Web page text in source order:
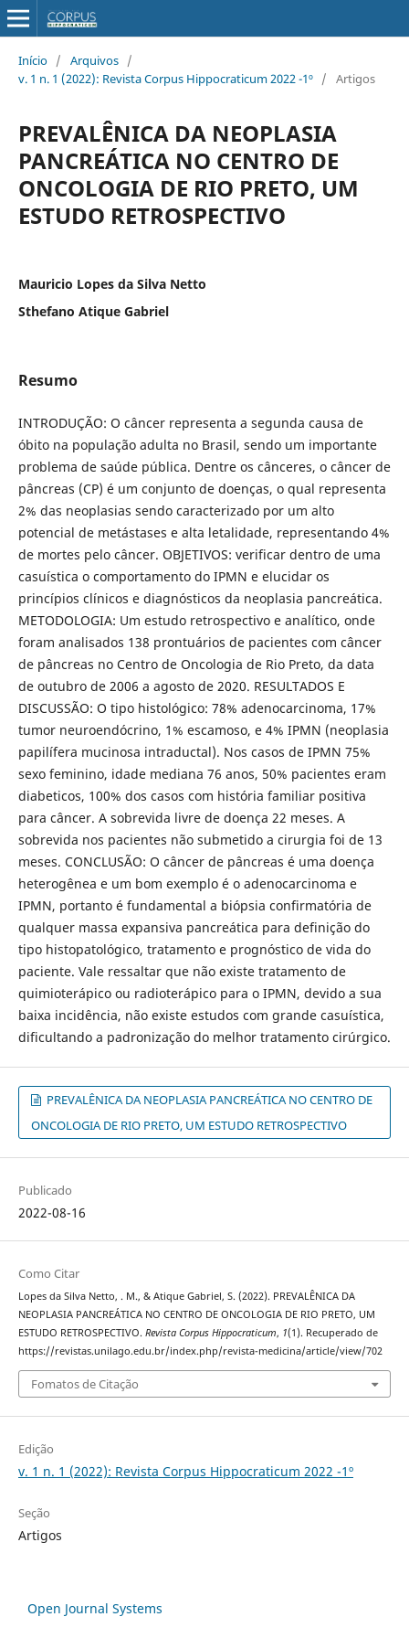
Início / Arquivos /
v. 1 n. 1 (2022): Revista Corpus Hippocraticum 2022 -1º / Artigos
PREVALÊNICA DA NEOPLASIA
PANCREÁTICA NO CENTRO DE
ONCOLOGIA DE RIO PRETO, UM
ESTUDO RETROSPECTIVO
Mauricio Lopes da Silva Netto
Sthefano Atique Gabriel
Resumo
INTRODUÇÃO: O câncer representa a segunda causa de
óbito na população adulta no Brasil, sendo um importante
problema de saúde pública. Dentre os cânceres, o câncer de
pâncreas (CP) é um conjunto de doenças, o qual representa
2% das neoplasias sendo caracterizado por um alto
potencial de metástases e alta letalidade, representando 4%
de mortes pelo câncer. OBJETIVOS: verificar dentro de uma
casuística o comportamento do IPMN e elucidar os
princípios clínicos e diagnósticos da neoplasia pancreática.
METODOLOGIA: Um estudo retrospectivo e analítico, onde
foram analisados 138 prontuários de pacientes com câncer
de pâncreas no Centro de Oncologia de Rio Preto, da data
de outubro de 2006 a agosto de 2020. RESULTADOS E
DISCUSSÃO: O tipo histológico: 78% adenocarcinoma, 17%
tumor neuroendócrino, 1% escamoso, e 4% IPMN (neoplasia
papilífera mucinosa intraductal). Nos casos de IPMN 75%
sexo feminino, idade mediana 76 anos, 50% pacientes eram
diabeticos, 100% dos casos com história familiar positiva
para câncer. A sobrevida livre de doença 22 meses. A
sobrevida nos pacientes não submetido a cirurgia foi de 13
meses. CONCLUSÃO: O câncer de pâncreas é uma doença
heterogênea e um bom exemplo é o adenocarcinoma e
IPMN, portanto é fundamental a biópsia confirmatória de
qualquer massa expansiva pancreática para definição do
tipo histopatológico, tratamento e prognóstico de vida do
paciente. Vale ressaltar que não existe tratamento de
quimioterápico ou radioterápico para o IPMN, devido a sua
baixa incidência, não existe estudos com grande casuística,
dificultando a padronização do melhor tratamento cirúrgico.
PREVALÊNICA DA NEOPLASIA PANCREÁTICA NO CENTRO DE
ONCOLOGIA DE RIO PRETO, UM ESTUDO RETROSPECTIVO
Publicado
2022-08-16
Como Citar
Lopes da Silva Netto, . M., & Atique Gabriel, S. (2022). PREVALÊNICA DA
NEOPLASIA PANCREÁTICA NO CENTRO DE ONCOLOGIA DE RIO PRETO, UM
ESTUDO RETROSPECTIVO. Revista Corpus Hippocraticum, 1(1). Recuperado de
https://revistas.unilago.edu.br/index.php/revista-medicina/article/view/702
Fomatos de Citação
Edição
v. 1 n. 1 (2022): Revista Corpus Hippocraticum 2022 -1º
Seção
Artigos
Open Journal Systems